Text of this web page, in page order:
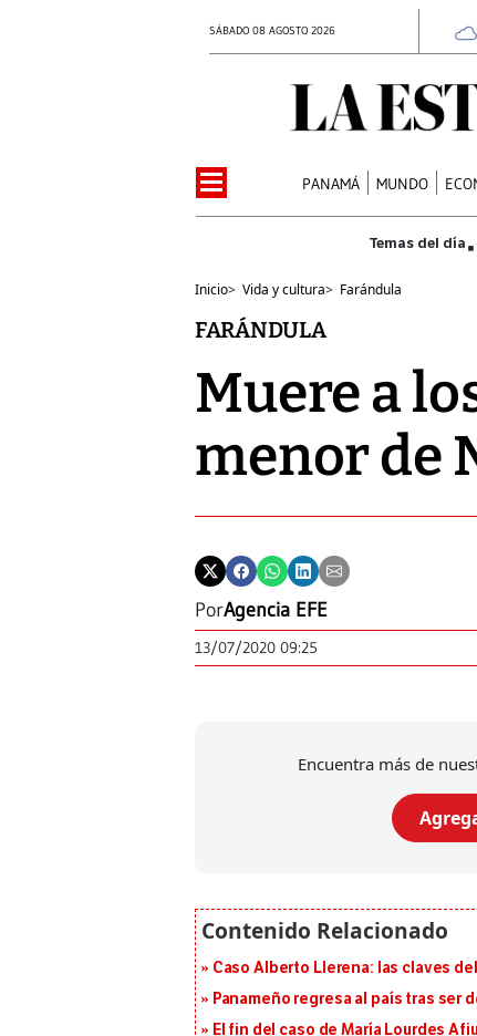
SÁBADO 08 AGOSTO 2026
PANAMÁ MUNDO
Inicio> Vida y cultura> Farándula
FARÁNDULA
Muere a
menor de
PorAgencia EFE
13/07/2020 09:25
Encuentra más de
Caso Alberto Llerena: las claves
Panameño regresa al país tras ser
El fin del caso de María Lourdes